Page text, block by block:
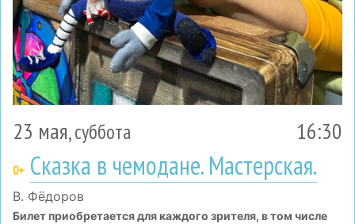
23 мая, суббота 16:30
0+ Сказка в чемодане. Мастерская.
В. Фёдоров
Билет приобретается для каждого зрителя, в том числе